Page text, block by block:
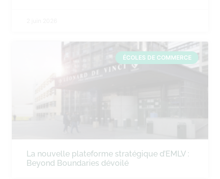
ÉCOLES DE COMMERCE
La nouvelle plateforme stratégique d’EMLV :
Beyond Boundaries dévoilé